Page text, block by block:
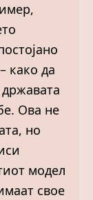
како да
Ова не
но
модел
свое